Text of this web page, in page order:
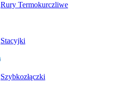
Rury Termokurczliwe
Stacyjki
Szybkozłączki